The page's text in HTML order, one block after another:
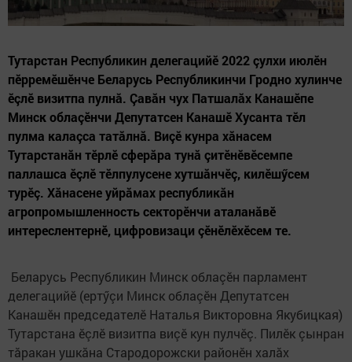
Тутарстан Республикин делегацийӗ 2022 çулхи июлӗн
пӗрремӗшӗнче Беларусь Республикинчи Гродно хулинче
ӗçлӗ визитпа пулнă. Çавăн чух Патшалăх Канашӗпе
Минск облаçӗнчи Депутатсен Канашӗ Хусанта тӗл
пулма калаçса татăлнă. Виçӗ кунра хăнасем
Тутарстанăн тӗрлӗ сферăра тунă çитӗнӗвӗсемпе
паллашса ӗçлӗ тӗлпулусене хутшăнчӗç, килӗшӳсем
турӗç. Хăнасене уйрăмах республикăн
агропромышленность секторӗнчи аталанăвӗ
интереслентернӗ, цифровизаци çӗнӗлӗхӗсем те.
Беларусь Республикин Минск облаçӗн парламент
делегацийӗ (ертӳçи Минск облаçӗн Депутатсен
Канашӗн председателӗ Наталья Викторовна Якубицкая)
Тутарстана ӗçлӗ визитпа виçӗ кун пулчӗç. Пилӗк çынран
тăракан ушкăна Стародорожски районӗн халăх